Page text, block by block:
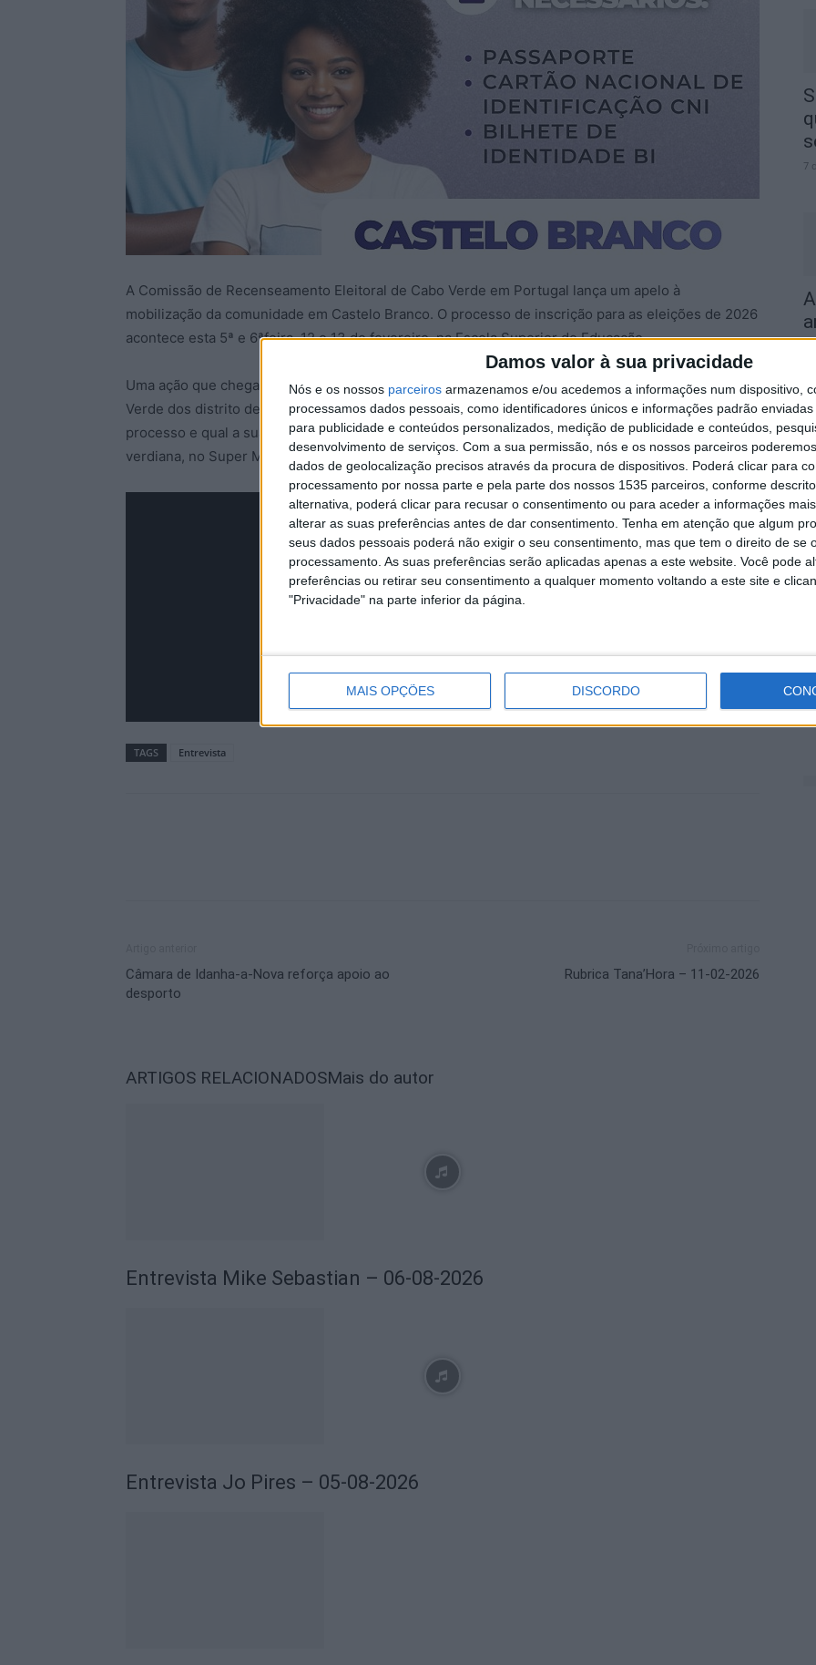
Damos valor à sua privacidade
Nós e os nossos parceiros armazenamos e/ou acedemos a informações num dispositivo,
processamos dados pessoais, como identificadores únicos e informações padrão
para publicidade e conteúdos personalizados, medição de publicidade e conteúdos,
desenvolvimento de serviços. Com a sua permissão, nós e os nossos parceiros
dados de geolocalização precisos através da procura de dispositivos. Poderá clicar para
processamento por nossa parte e pela parte dos nossos 1535 parceiros, conforme
alternativa, poderá clicar para recusar o consentimento ou para aceder a informações
alterar as suas preferências antes de dar consentimento. Tenha em atenção que algum
seus dados pessoais poderá não exigir o seu consentimento, mas que tem o direito de se
processamento. As suas preferências serão aplicadas apenas a este website. Você pode
preferências ou retirar seu consentimento a qualquer momento voltando a este site e
"Privacidade" na parte inferior da página.
MAIS OPÇÕES DISCORDO
A Comissão de Recenseamento Eleitoral de Cabo Verde em Portugal lança um apelo à
mobilização da comunidade em Castelo Branco. O processo de inscrição para as eleições de 2026
acontece esta 5ª e 6ªfeira, 12 e 13 de fevereiro, na Escola Superior de Educação.
Uma ação que chega agora à cidade de Castelo Branco, durante dois dias. A Cônsul de Cabo
Verde dos distrito de Castelo Branco, Guarda e Viseu, explicou como vai decorrer todo este
processo e qual a sua importância. Sofia Lourenço reforçou o apelo a toda a comunidade cabo-
verdiana, no Super Manhãs, com Ricardo Pires Coelho.
TAGS Entrevista
Câmara de Idanha-a-Nova reforça apoio ao
desporto
Rubrica Tana’Hora – 11-02-2026
ARTIGOS RELACIONADOSMais do autor
Entrevista Mike Sebastian – 06-08-2026
Entrevista Jo Pires – 05-08-2026
7
7
7